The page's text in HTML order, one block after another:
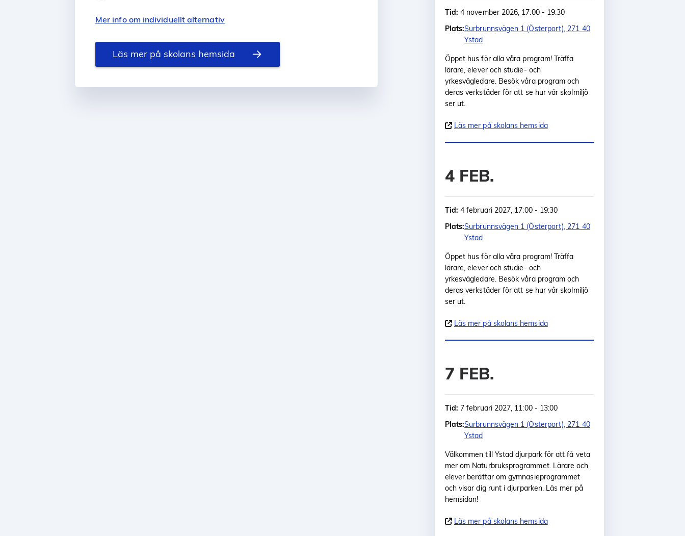
Mer info om individuellt alternativ
Läs mer på skolans hemsida
Tid: 4 november 2026, 17:00 - 19:30
Plats:Surbrunnsvägen 1 (Österport), 271 40
Ystad
Öppet hus för alla våra program! Träffa
lärare, elever och studie- och
yrkesvägledare. Besök våra program och
deras verkstäder för att se hur vår skolmiljö
ser ut.
Läs mer på skolans hemsida
4 FEB.
Tid: 4 februari 2027, 17:00 - 19:30
Plats:Surbrunnsvägen 1 (Österport), 271 40
Ystad
Öppet hus för alla våra program! Träffa
lärare, elever och studie- och
yrkesvägledare. Besök våra program och
deras verkstäder för att se hur vår skolmiljö
ser ut.
Läs mer på skolans hemsida
7 FEB.
Tid: 7 februari 2027, 11:00 - 13:00
Plats:Surbrunnsvägen 1 (Österport), 271 40
Ystad
Välkommen till Ystad djurpark för att få veta
mer om Naturbruksprogrammet. Lärare och
elever berättar om gymnasieprogrammet
och visar dig runt i djurparken. Läs mer på
hemsidan!
Läs mer på skolans hemsida